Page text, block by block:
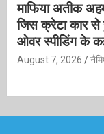
माफिया अतीक
जिस क्रेटा कार
ओवर स्पीडिंग के
August 7, 2026